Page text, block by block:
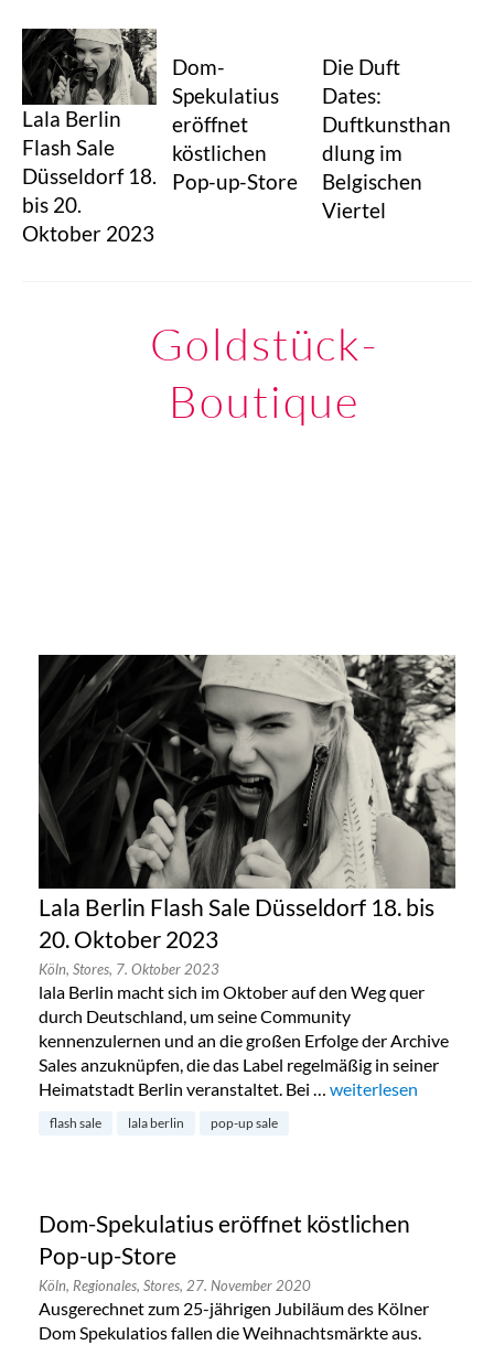
Lala Berlin
Flash Sale
Düsseldorf 18.
bis 20.
Oktober 2023
Dom-
Spekulatius
eröffnet
köstlichen
Pop-up-Store
Die Duft
Dates:
Duftkunsthan
dlung im
Belgischen
Viertel
Goldstück-
Boutique
Lala Berlin Flash Sale Düsseldorf 18. bis
20. Oktober 2023
Köln, Stores, 7. Oktober 2023
lala Berlin macht sich im Oktober auf den Weg quer
durch Deutschland, um seine Community
kennenzulernen und an die großen Erfolge der Archive
Sales anzuknüpfen, die das Label regelmäßig in seiner
Heimatstadt Berlin veranstaltet. Bei … „Lala Berlin Flash
weiterlesen
flash sale lala berlin pop-up sale
Dom-Spekulatius eröffnet köstlichen
Pop-up-Store
Köln, Regionales, Stores, 27. November 2020
Ausgerechnet zum 25-jährigen Jubiläum des Kölner
Dom Spekulatios fallen die Weihnachtsmärkte aus.